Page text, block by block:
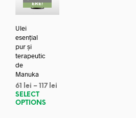
ERE!
Ulei
esențial
pur și
terapeutic
de
Manuka
61 lei – 117 lei
SELECT
OPTIONS